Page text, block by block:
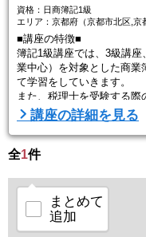
資格：日商簿記1級
エリア：京都府（京都市北区,京
■講座の特徴■
簿記1級講座では、3級講
業中心）を対象とした商業
て学習をしていきます。
また、税理士を受験する際
検定試験合格のためには、
は、単元別答案練習⇒統一
ます。
おり、あなたの試験合格を
一単元あたりの内容を短
講座の詳細を見る
全1件
まとめて
追加